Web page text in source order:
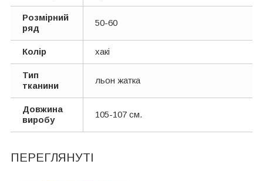
Розмірний
ряд
50-60
Колір хакі
Тип
тканини
льон жатка
Довжина
виробу
105-107 см.
ПЕРЕГЛЯНУТІ